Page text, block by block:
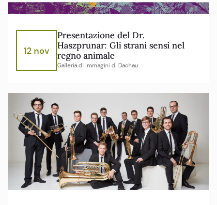
12 nov
Presentazione del Dr.
Haszprunar: Gli strani sensi nel
regno animale
Galleria di immagini di Dachau